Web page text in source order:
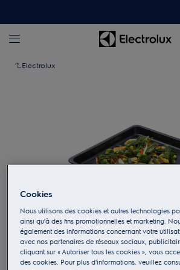
Electrolux
Appuyez pour zoomer
Cookies
Nous utilisons des cookies et autres technologies
ainsi qu’à des fins promotionnelles et marketing.
également des informations concernant votre
avec nos partenaires de réseaux sociaux,
cliquant sur « Autoriser tous les cookies », vous
des cookies. Pour plus d'informations, veuillez